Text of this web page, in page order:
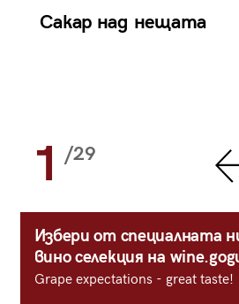
Сакар над нещата
1 /29
Избери от специалната
вино селекция на
Grape expectations - great taste!